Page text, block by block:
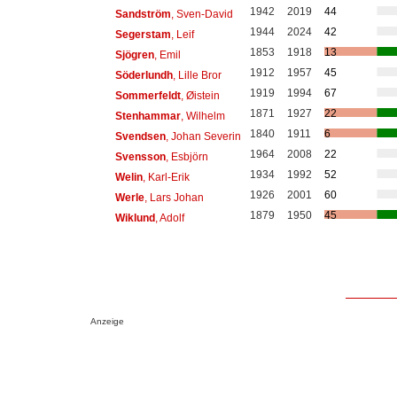
Sandström , Sven-David 1942 2019
44
Segerstam , Leif 1944 2024
42
Sjögren, Emil 1853 1918
13
Söderlundh, Lille Bror 1912 1957
45
Sommerfeldt, Øistein 1919 1994
67
Stenhammar, Wilhelm 1871 1927
22
Svendsen, Johan Severin 1840 1911
6
Svensson, Esbjörn 1964 2008
22
Welin, Karl-Erik 1934 1992
52
Werle, Lars Johan 1926 2001
60
Wiklund, Adolf 1879 1950 45
Anzeige